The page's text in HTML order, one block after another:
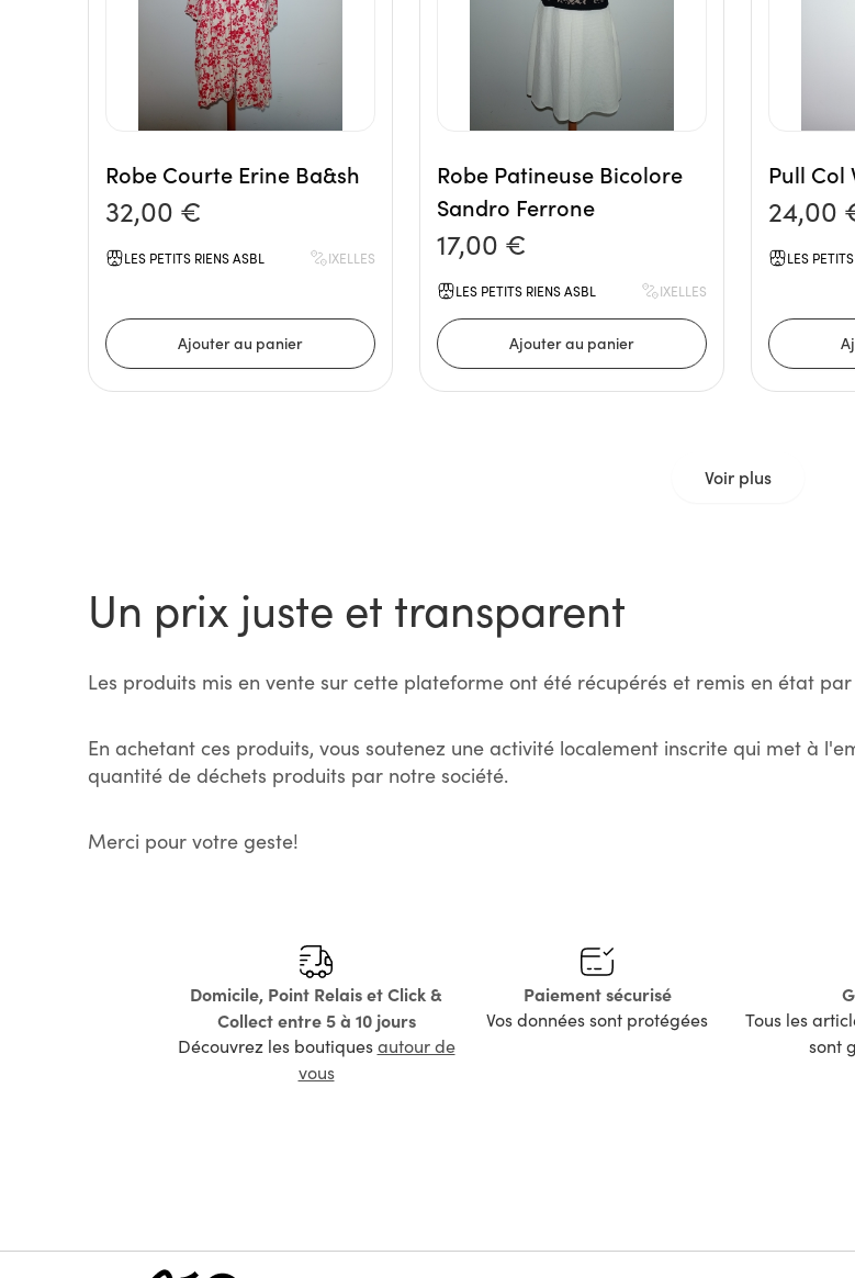
Robe Courte Erine Ba&sh
32,00 €
LES PETITS RIENS ASBL IXELLES
Robe Patineuse Bicolore
Sandro Ferrone
17,00 €
LES PETITS RIENS ASBL IXELLES
Pull Col
24,00
LES
Voir plus
Un prix juste et transparent
Les produits mis en vente sur cette plateforme ont été récupérés et remis en état
En achetant ces produits, vous soutenez une activité localement inscrite qui met à
quantité de déchets produits par notre société.
Merci pour votre geste!
Domicile, Point Relais et Click &
Collect entre 5 à 10 jours
Découvrez les boutiquesautour de
vous
Paiement sécurisé
Vos données sont protégées
Tous les
sont